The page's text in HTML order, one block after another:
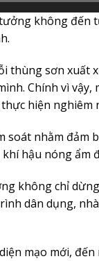
không đến
thùng sơn xuất
Chính vì
hiện
soát nhằm
hậu nóng ẩm
không chỉ
dân dụng,
mạo mới,